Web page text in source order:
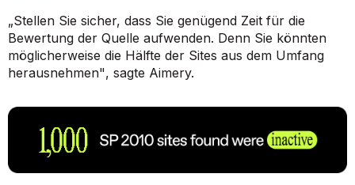
„Stellen Sie sicher, dass Sie genügend Zeit für die
Bewertung der Quelle aufwenden. Denn Sie könnten
möglicherweise die Hälfte der Sites aus dem Umfang
herausnehmen", sagte Aimery.